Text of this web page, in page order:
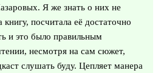
Я же знать о них не
посчитала её достаточно
и это было правильным
несмотря на сам сюжет,
слушать буду. Цепляет манера